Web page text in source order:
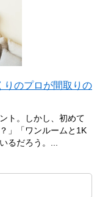
りのプロが間取りの
ト。しかし、初めて
」「ワンルームと1K
るだろう。...